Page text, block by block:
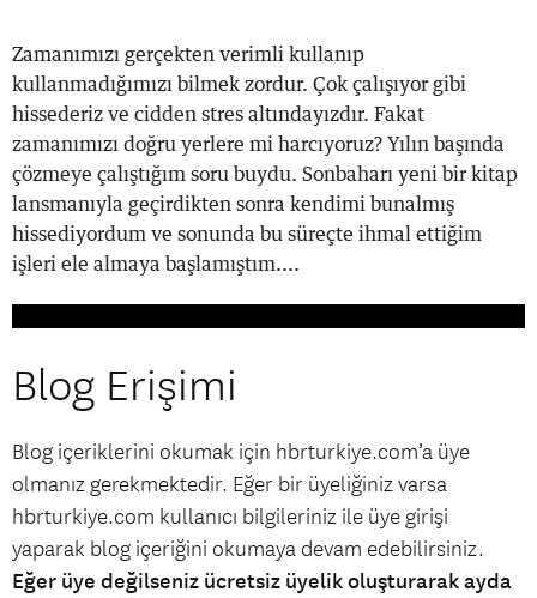
Zamanımızı gerçekten verimli kullanıp
kullanmadığımızı bilmek zordur. Çok çalışıyor gibi
hissederiz ve cidden stres altındayızdır. Fakat
zamanımızı doğru yerlere mi harcıyoruz? Yılın başında
çözmeye çalıştığım soru buydu. Sonbaharı yeni bir kitap
lansmanıyla geçirdikten sonra kendimi bunalmış
hissediyordum ve sonunda bu süreçte ihmal ettiğim
işleri ele almaya başlamıştım....
Blog Erişimi
Blog içeriklerini okumak için hbrturkiye.com’a üye
olmanız gerekmektedir. Eğer bir üyeliğiniz varsa
hbrturkiye.com kullanıcı bilgileriniz ile üye girişi
yaparak blog içeriğini okumaya devam edebilirsiniz.
Eğer üye değilseniz ücretsiz üyelik oluşturarak ayda